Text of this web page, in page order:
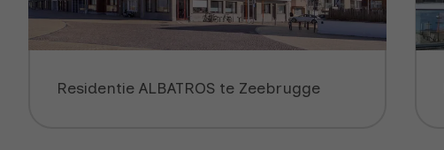
Residentie ALBATROS te Zeebrugge